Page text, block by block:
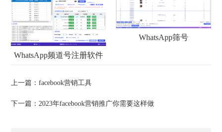
WhatsApp频道号注册软件
WhatsApp筛号
上一篇：facebook营销工具
下一篇： 2023年facebook营销推广你需要这样做